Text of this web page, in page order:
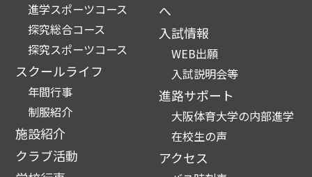
進学スポーツコース
探究総合コース
探究スポーツコース
スクールライフ
年間行事
制服紹介
施設紹介
クラブ活動
へ
入試情報
WEB出願
入試説明会等
進路サポート
大阪体育大学の内部進学
在校生の声
アクセス